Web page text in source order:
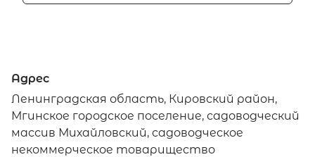
Адрес
Ленинградская область, Кировский район,
Мгинское городское поселение, садоводческий
массив Михайловский, садоводческое
некоммерческое товарищество